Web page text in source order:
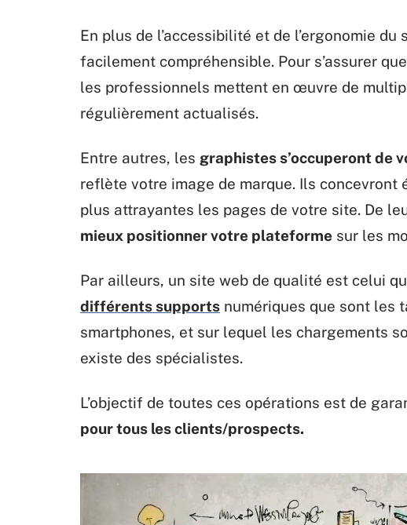
En plus de l’accessibilité et de l’ergonomie
facilement compréhensible. Pour s’assurer
les professionnels mettent en œuvre de
régulièrement actualisés.
Entre autres, les graphistes s’occuperont de
reflète votre image de marque. Ils concevront
plus attrayantes les pages de votre site. De
mieux positionner votre plateforme sur les
Par ailleurs, un site web de qualité est celui
différents supports numériques que sont les
smartphones, et sur lequel les chargements
existe des spécialistes.
L’objectif de toutes ces opérations est de
pour tous les clients/prospects.